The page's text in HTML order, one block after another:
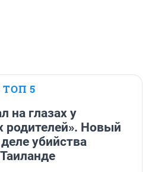
ТОП 5
на глазах у
родителей». Новый
убийства